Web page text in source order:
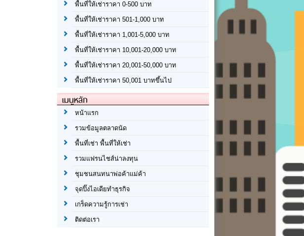
พื้นที่ให้เช่าราคา 0-500 บาท
พื้นที่ให้เช่าราคา 501-1,000 บาท
พื้นที่ให้เช่าราคา 1,001-5,000 บาท
พื้นที่ให้เช่าราคา 10,001-20,000 บาท
พื้นที่ให้เช่าราคา 20,001-50,000 บาท
พื้นที่ให้เช่าราคา 50,001 บาทขึ้นไป
เมนูหลัก
หน้าแรก
รวมข้อมูลตลาดนัด
พื้นที่เช่า พื้นที่ให้เช่า
รวมแฟรนไชส์น่าลงทุน
ชุมชนสนทนาพ่อค้าแม่ค้า
จุดปิ๊งไอเดียทำธุรกิจ
เกร็ดความรู้การเช่า
ติดต่อเรา